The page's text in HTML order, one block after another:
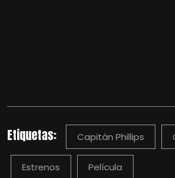
Etiquetas: Capitán Phillips
Estrenos Película